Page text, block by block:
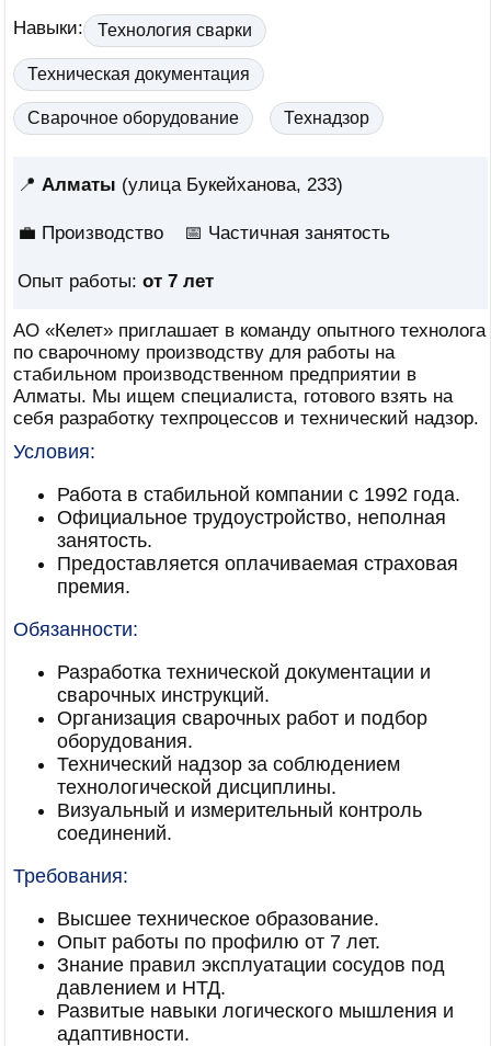
Навыки: Технология сварки
Техническая документация
Сварочное оборудование Технадзор
📍 Алматы (улица Букейханова, 233)
💼 Производство 📅 Частичная занятость
Опыт работы: от 7 лет
АО «Келет» приглашает в команду опытного технолога
по сварочному производству для работы на
стабильном производственном предприятии в
Алматы. Мы ищем специалиста, готового взять на
себя разработку техпроцессов и технический надзор.
Условия:
Работа в стабильной компании с 1992 года.
Официальное трудоустройство, неполная
занятость.
Предоставляется оплачиваемая страховая
премия.
Обязанности:
Разработка технической документации и
сварочных инструкций.
Организация сварочных работ и подбор
оборудования.
Технический надзор за соблюдением
технологической дисциплины.
Визуальный и измерительный контроль
соединений.
Требования:
Высшее техническое образование.
Опыт работы по профилю от 7 лет.
Знание правил эксплуатации сосудов под
давлением и НТД.
Развитые навыки логического мышления и
адаптивности.